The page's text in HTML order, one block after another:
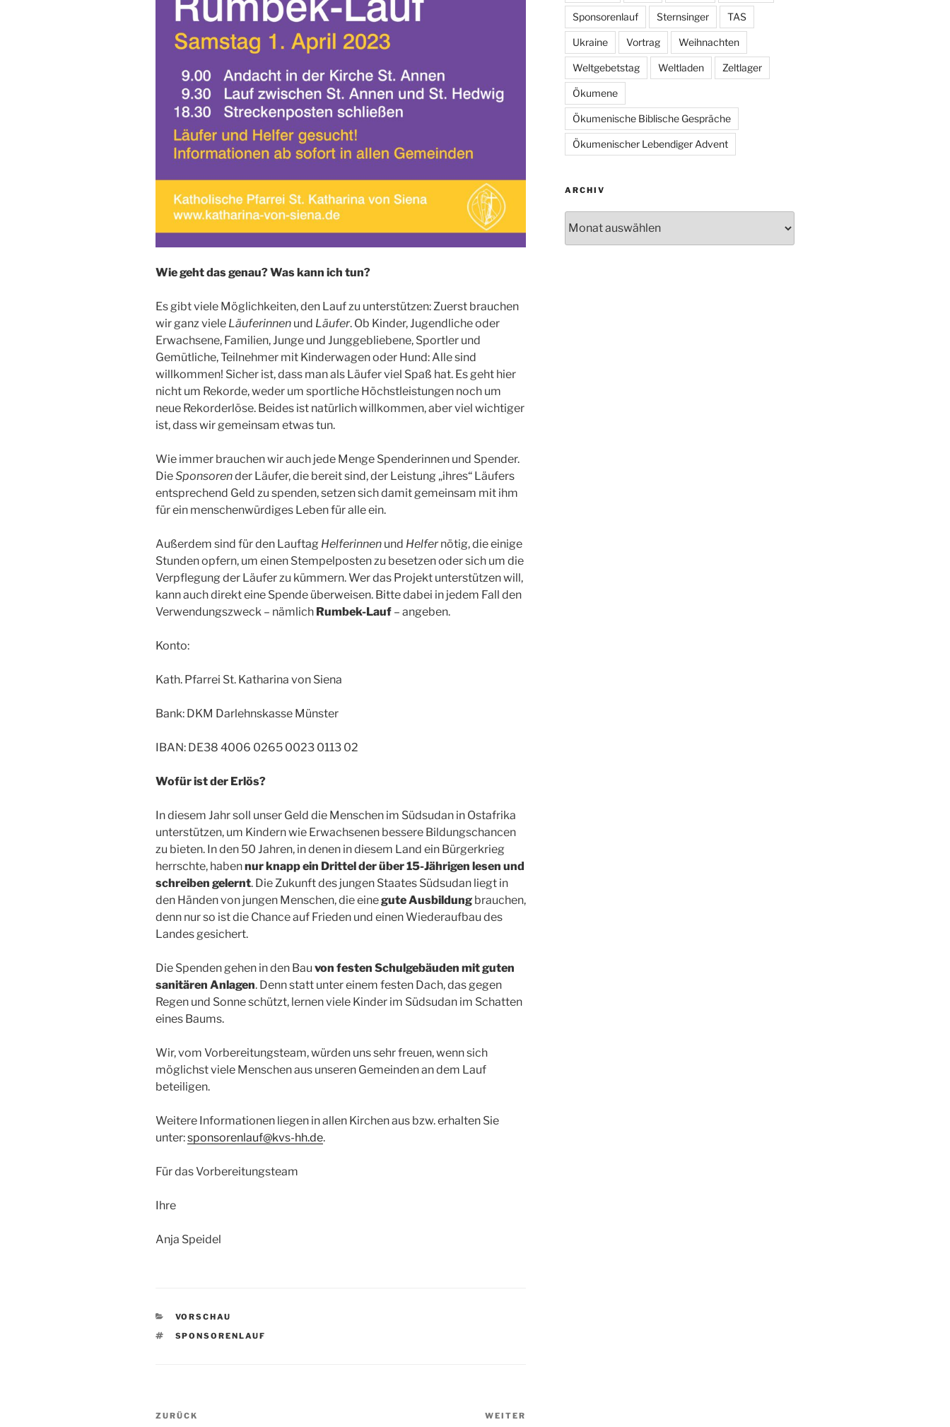
Wie geht das genau? Was kann ich tun?
Es gibt viele Möglichkeiten, den Lauf zu unterstützen: Zuerst brauchen
wir ganz viele Läuferinnen und Läufer. Ob Kinder, Jugendliche oder
Erwachsene, Familien, Junge und Junggebliebene, Sportler und
Gemütliche, Teilnehmer mit Kinderwagen oder Hund: Alle sind
willkommen! Sicher ist, dass man als Läufer viel Spaß hat. Es geht hier
nicht um Rekorde, weder um sportliche Höchstleistungen noch um
neue Rekorderlöse. Beides ist natürlich willkommen, aber viel wichtiger
ist, dass wir gemeinsam etwas tun.
Wie immer brauchen wir auch jede Menge Spenderinnen und Spender.
DieSponsorender Läufer, die bereit sind, der Leistung „ihres“ Läufers
entsprechend Geld zu spenden, setzen sich damit gemeinsam mit ihm
für ein menschenwürdiges Leben für alle ein.
Außerdem sind für den Lauftag Helferinnen und Helfernötig, die einige
Stunden opfern, um einen Stempelposten zu besetzen oder sich um die
Verpflegung der Läufer zu kümmern. Wer das Projekt unterstützen will,
kann auch direkt eine Spende überweisen. Bitte dabei in jedem Fall den
Verwendungszweck – nämlich Rumbek-Lauf – angeben.
Konto:
Kath. Pfarrei St. Katharina von Siena
Bank: DKM Darlehnskasse Münster
IBAN: DE38 4006 0265 0023 0113 02
Wofür ist der Erlös?
In diesem Jahr soll unser Geld die Menschen im Südsudan in Ostafrika
unterstützen, um Kindern wie Erwachsenen bessere Bildungschancen
zu bieten. In den 50 Jahren, in denen in diesem Land ein Bürgerkrieg
herrschte, habennur knapp ein Drittel der über 15-Jährigen lesen und
schreiben gelernt. Die Zukunft des jungen Staates Südsudan liegt in
den Händen von jungen Menschen, die einegute Ausbildung brauchen,
denn nur so ist die Chance auf Frieden und einen Wiederaufbau des
Landes gesichert.
Die Spenden gehen in den Bau von festen Schulgebäuden mit guten
sanitären Anlagen. Denn statt unter einem festen Dach, das gegen
Regen und Sonne schützt, lernen viele Kinder im Südsudan im Schatten
eines Baums.
Wir, vom Vorbereitungsteam, würden uns sehr freuen, wenn sich
möglichst viele Menschen aus unseren Gemeinden an dem Lauf
beteiligen.
Weitere Informationen liegen in allen Kirchen aus bzw. erhalten Sie
unter:sponsorenlauf@kvs-hh.de.
Für das Vorbereitungsteam
Ihre
Anja Speidel
KATEGORIEN
VORSCHAU
SCHLAGWÖRTER
SPONSORENLAUF
Beitragsnavigation
Vorheriger
ZURÜCK WEITER
Sponsorenlauf Sternsinger TAS
Ukraine Vortrag Weihnachten
Weltgebetstag Weltladen Zeltlager
Ökumene
Ökumenische Biblische Gespräche
Ökumenischer Lebendiger Advent
ARCHIV